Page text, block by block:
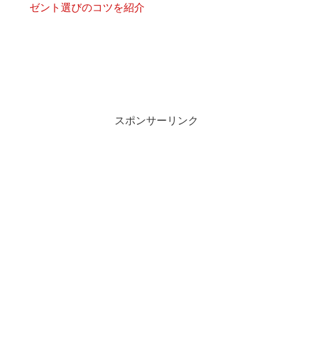
ゼント選びのコツを紹介
スポンサーリンク